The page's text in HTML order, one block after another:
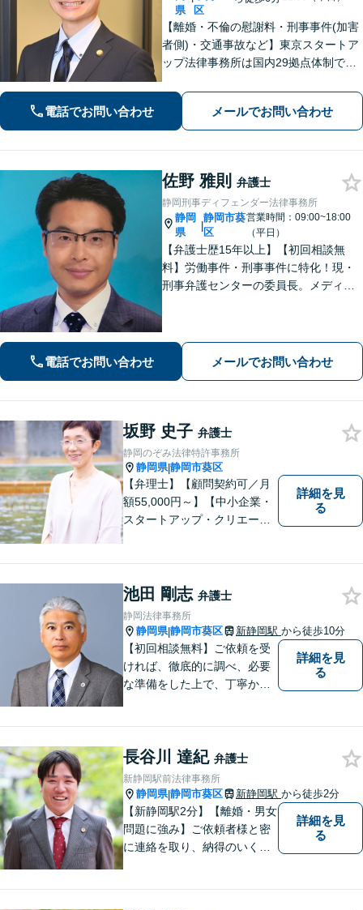
県
区
【離婚・不倫の慰謝料・刑事事件(加害
者側)・交通事故など】東京スタートア
ップ法律事務所は国内29拠点体制で全
対応(法律相談は完全予約制)】各分野で
専門性の高い弁護士が寄り添い解決を
サポートします。
電話でお問い合わせ メールでお問い合わせ
佐野 雅則 弁護士
静岡刑事ディフェンダー法律事務所
静岡
県
|
静岡市葵
区
営業時間：09:00~18:00
（平日）
【弁護士歴15年以上】【初回相談無
料】労働事件・刑事事件に特化！現・
刑事弁護センターの委員長。メディア
す。地域密着型の法律事務所
電話でお問い合わせ メールでお問い合わせ
坂野 史子 弁護士
静岡のぞみ法律特許事務所
静岡県|静岡市葵区
【弁理士】【顧問契約可／月
額55,000円～】【中小企業・
スタートアップ・クリエータ
標、著作権、不正競争防止法
の専門知識・経験豊富」「リ
ーガルフォースの高精度契約
書チェック」
詳細を見
る
池田 剛志 弁護士
静岡法律事務所
静岡県|静岡市葵区 新静岡駅 から徒歩10分
【初回相談無料】ご依頼を受
ければ、徹底的に調べ、必要
な準備をした上で、丁寧かつ
の損害賠償請求事件、相続・
離婚、破産・個人再生等は、
私が力を注ぎ、得意としてい
る分野です。
詳細を見
る
長谷川 達紀 弁護士
新静岡駅前法律事務所
静岡県|静岡市葵区 新静岡駅 から徒歩2分
【新静岡駅2分】【離婚・男女
問題に強み】ご依頼者様と密
に連絡を取り、納得のいく解
詳細を見
る